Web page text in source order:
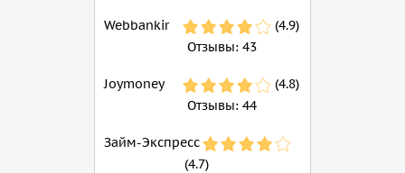
Webbankir
(4.9)
Отзывы: 43
Joymoney
(4.8)
Отзывы: 44
Займ-Экспресс
(4.7)